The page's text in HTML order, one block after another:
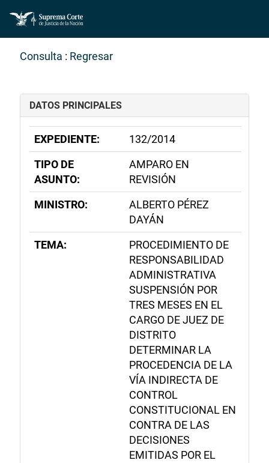
Consulta : Regresar
DATOS PRINCIPALES
EXPEDIENTE:
132/2014
TIPO DE
ASUNTO:
AMPARO EN
REVISIÓN
MINISTRO:
ALBERTO PÉREZ
DAYÁN
TEMA:
PROCEDIMIENTO DE
RESPONSABILIDAD
ADMINISTRATIVA
SUSPENSIÓN POR
TRES MESES EN EL
CARGO DE JUEZ DE
DISTRITO
DETERMINAR LA
PROCEDENCIA DE LA
VÍA INDIRECTA DE
CONTROL
CONSTITUCIONAL EN
CONTRA DE LAS
DECISIONES
EMITIDAS POR EL